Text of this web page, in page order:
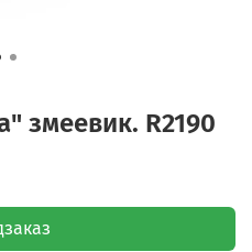
змеевик. R2190